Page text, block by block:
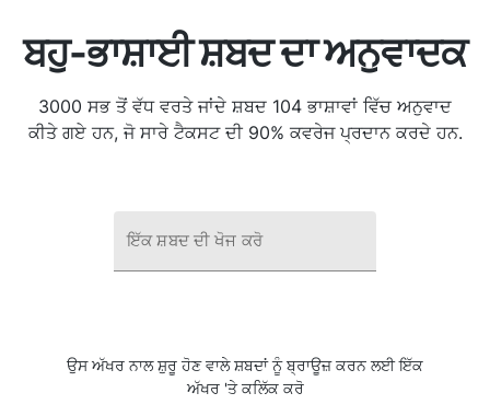
ਬਹੁ-ਭਾਸ਼ਾਈ ਸ਼ਬਦ ਦਾ ਅਨੁਵਾਦਕ
3000 ਸਭ ਤੋਂ ਵੱਧ ਵਰਤੇ ਜਾਂਦੇ ਸ਼ਬਦ 104 ਭਾਸ਼ਾਵਾਂ ਵਿੱਚ ਅਨੁਵਾਦ
ਕੀਤੇ ਗਏ ਹਨ, ਜੋ ਸਾਰੇ ਟੈਕਸਟ ਦੀ 90% ਕਵਰੇਜ ਪ੍ਰਦਾਨ ਕਰਦੇ ਹਨ.
ਇੱਕ ਸ਼ਬਦ ਦੀ ਖੋਜ ਕਰੋ
ਉਸ ਅੱਖਰ ਨਾਲ ਸ਼ੁਰੂ ਹੋਣ ਵਾਲੇ ਸ਼ਬਦਾਂ ਨੂੰ ਬ੍ਰਾਊਜ਼ ਕਰਨ ਲਈ ਇੱਕ
ਅੱਖਰ 'ਤੇ ਕਲਿੱਕ ਕਰੋ